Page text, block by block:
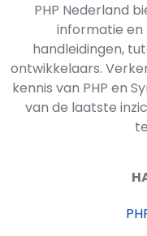
PHP Nederland
informatie en
handleidingen,
ontwikkelaars.
kennis van PHP en
van de laatste